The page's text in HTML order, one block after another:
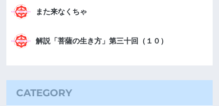
また来なくちゃ
解説「菩薩の生き方」第三十回（１０）
CATEGORY